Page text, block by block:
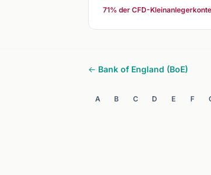
71% der CFD-
← Bank of England (BoE)
A B C D E F